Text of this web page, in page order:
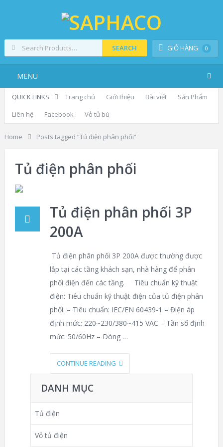
GIỎ HÀNG 0
SEARCH
MENU
QUICK LINKS Trang chủ Giới thiệu Bài viết
Sản Phẩm
Liên hệ
Facebook Vỏ tủ bù
Home Posts tagged “Tủ điện phân phối”
Tủ điện phân phối
Tủ điện phân phối 3P
200A
Tủ điện phân phối 3P 200A được thường được
lắp tại các tầng khách sạn, nhà hàng để phân
phối điện đến các tầng. Tiêu chuẩn kỹ thuật
điện: Tiêu chuẩn kỹ thuật điện của tủ điện phân
phối. – Tiêu chuẩn: IEC/EN 60439-1 – Điện áp
định mức: 220~230/380~415 VAC – Tần số định
mức: 50/60Hz – Dòng …
CONTINUE READING
DANH MỤC
Tủ điện
Vỏ tủ điện